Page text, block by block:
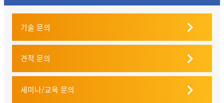
기술 문의
견적 문의
세미나/교육 문의